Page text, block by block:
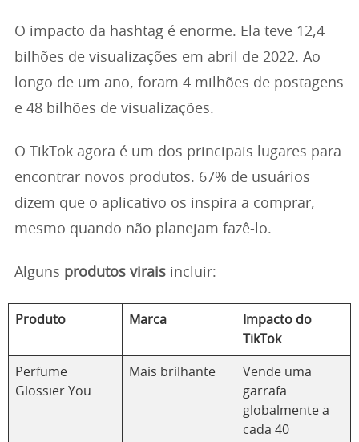
O impacto da hashtag é enorme. Ela teve 12,4
bilhões de visualizações em abril de 2022. Ao
longo de um ano, foram 4 milhões de postagens
e 48 bilhões de visualizações.
O TikTok agora é um dos principais lugares para
encontrar novos produtos. 67% de usuários
dizem que o aplicativo os inspira a comprar,
mesmo quando não planejam fazê-lo.
Alguns produtos virais incluir:
Produto Marca
Impacto do
TikTok
Perfume
Glossier You
Mais brilhante
Vende uma
garrafa
globalmente a
cada 40